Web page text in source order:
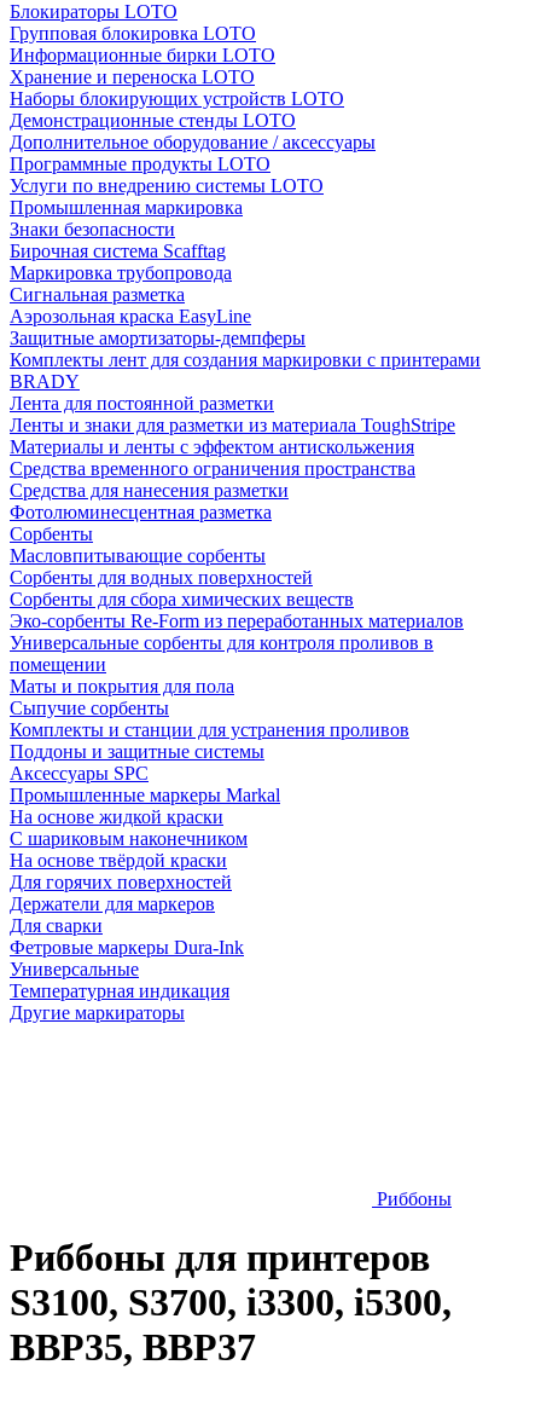
Блокираторы LOTO
Групповая блокировка LOTO
Информационные бирки LOTO
Хранение и переноска LOTO
Наборы блокирующих устройств LOTO
Демонстрационные стенды LOTO
Дополнительное оборудование / аксессуары
Программные продукты LOTO
Услуги по внедрению системы LOTO
Промышленная маркировка
Знаки безопасности
Бирочная система Scafftag
Маркировка трубопровода
Сигнальная разметка
Аэрозольная краска EasyLine
Защитные амортизаторы-демпферы
Комплекты лент для создания маркировки с принтерами
BRADY
Лента для постоянной разметки
Ленты и знаки для разметки из материала ToughStripe
Материалы и ленты с эффектом антискольжения
Средства временного ограничения пространства
Средства для нанесения разметки
Фотолюминесцентная разметка
Сорбенты
Масловпитывающие сорбенты
Сорбенты для водных поверхностей
Сорбенты для сбора химических веществ
Эко-сорбенты Re-Form из переработанных материалов
Универсальные сорбенты для контроля проливов в
помещении
Маты и покрытия для пола
Сыпучие сорбенты
Комплекты и станции для устранения проливов
Поддоны и защитные системы
Аксессуары SPC
Промышленные маркеры Markal
На основе жидкой краски
С шариковым наконечником
На основе твёрдой краски
Для горячих поверхностей
Держатели для маркеров
Для сварки
Фетровые маркеры Dura-Ink
Универсальные
Температурная индикация
Другие маркираторы
Риббоны
Риббоны для принтеров
S3100, S3700, i3300, i5300,
BBP35, BBP37